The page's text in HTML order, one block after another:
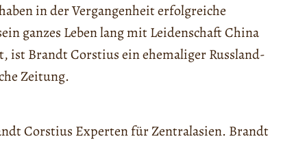
in der Vergangenheit erfolgreiche
ganzes Leben lang mit Leidenschaft China
Brandt Corstius ein ehemaliger Russland-
Zeitung.
Corstius Experten für Zentralasien. Brandt